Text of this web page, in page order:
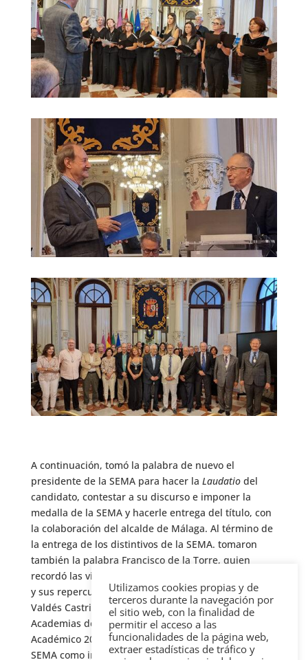
A continuación, tomó la palabra de nuevo el
presidente de la SEMA para hacer la Laudatio del
candidato, contestar a su discurso e imponer la
medalla de la SEMA y hacerle entrega del título, con
la colaboración del alcalde de Málaga. Al término de
la entrega de los distintivos de la SEMA. tomaron
también la palabra Francisco de la Torre, quien
recordó las vicisitudes negativas de nuestro siglo XIX
y sus repercusiones posteriores. Por último, Benito
Valdés Castrillón, como presidente del Instituto de
Academias de Andalucía, cerró el acto y el Curso
Académico 2025-26 remarcando la constancia de la
SEMA como institución asociada.
Utilizamos cookies propias y de
terceros durante la navegación por
el sitio web, con la finalidad de
permitir el acceso a las
funcionalidades de la página web,
extraer estadísticas de tráfico y